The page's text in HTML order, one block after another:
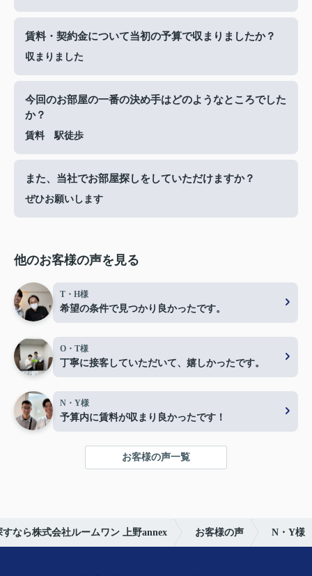
賃料・契約金について当初の予算で収まりましたか？
収まりました
今回のお部屋の一番の決め手はどのようなところでした
か？
賃料 駅徒歩
また、当社でお部屋探しをしていただけますか？
ぜひお願いします
他のお客様の声を見る
T・H様
希望の条件で見つかり良かったです。
O・T様
丁寧に接客していただいて、嬉しかったです。
N・Y様
予算内に賃料が収まり良かったです！
お客様の声一覧
なら株式会社ルームワン 上野annex お客様の声 N・Y様